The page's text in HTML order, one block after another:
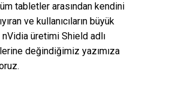
tabletler arasından kendini
ve kullanıcıların büyük
üretimi Shield adlı
değindiğimiz yazımıza